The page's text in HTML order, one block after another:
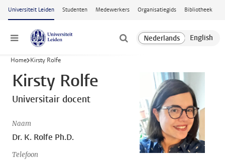
Ga naar hoofdinhoud
Universiteit Leiden Studenten Medewerkers Organisatiegids Bibliotheek
Menu
Home Kirsty Rolfe
Kirsty Rolfe
Universitair docent
Naam
Dr. K. Rolfe Ph.D.
Telefoon